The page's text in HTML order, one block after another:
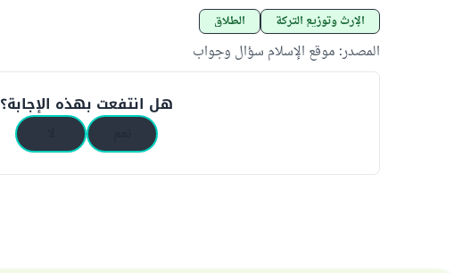
الإرث وتوزيع التركة الطلاق
المصدر: موقع الإسلام سؤال وجواب
هل انتفعت بهذه الإجابة؟